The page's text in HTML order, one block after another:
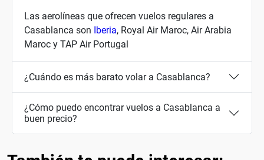
Las aerolíneas que ofrecen vuelos regulares a
Casablanca son Iberia, Royal Air Maroc, Air Arabia
Maroc y TAP Air Portugal
¿Cuándo es más barato volar a Casablanca?
¿Cómo puedo encontrar vuelos a Casablanca a
buen precio?